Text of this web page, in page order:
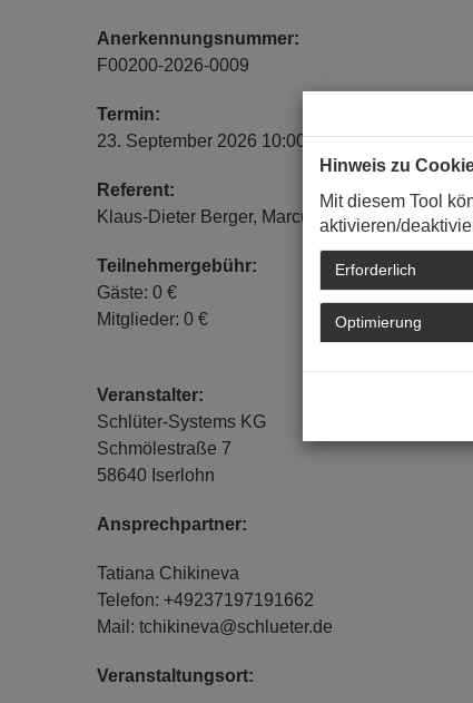
Anerkennungsnummer:
F00200-2026-0009
Termin:
23. September 2026 10:00 Uhr - 11:00 Uhr
Referent:
Klaus-Dieter Berger, Marcus Sauer, Thomas
Teilnehmergebühr:
Gäste: 0 €
Mitglieder: 0 €
Veranstalter:
Schlüter-Systems KG
Schmölestraße 7
58640 Iserlohn
Ansprechpartner:
Tatiana Chikineva
Telefon: +49237197191662
Mail: tchikineva@schlueter.de
Veranstaltungsort:
Hinweis zu
Mit diesem Tool
aktivieren/
Erforderlich
Optimierung